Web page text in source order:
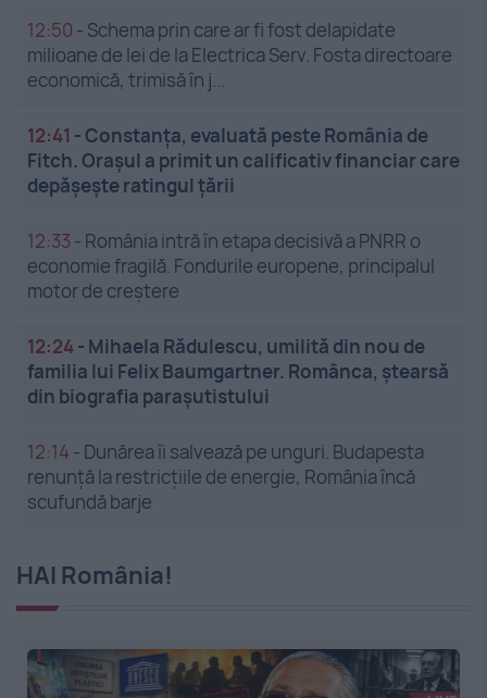
12:50 - Schema prin care ar fi fost delapidate
milioane de lei de la Electrica Serv. Fosta directoare
economică, trimisă în j...
12:41 -Constanța, evaluată peste România de
Fitch. Orașul a primit un calificativ financiar care
depășește ratingul țării
12:33 - România intră în etapa decisivă a PNRR o
economie fragilă. Fondurile europene, principalul
motor de creștere
12:24- Mihaela Rădulescu, umilită din nou de
familia lui Felix Baumgartner. Românca, ștearsă
din biografia parașutistului
12:14 - Dunărea îi salvează pe unguri. Budapesta
renunță la restricțiile de energie, România încă
scufundă barje
HAI România!